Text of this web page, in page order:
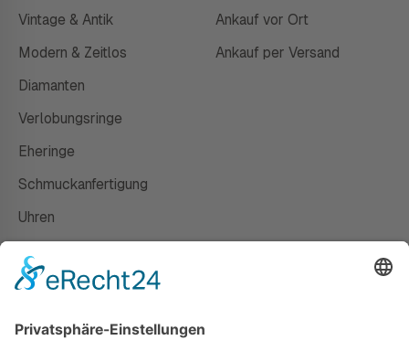
Vintage & Antik
Modern & Zeitlos
Diamanten
Verlobungsringe
Eheringe
Schmuckanfertigung
Uhren
Ankauf vor Ort
Ankauf per Versand